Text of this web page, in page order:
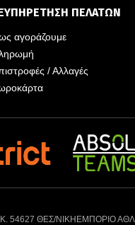
ΠΕΛΑΤΩΝ
αγοράζουμε
/ Αλλαγές
54627 ΘΕΣ/ΝΙΚΗΕΜΠΟΡΙΟ